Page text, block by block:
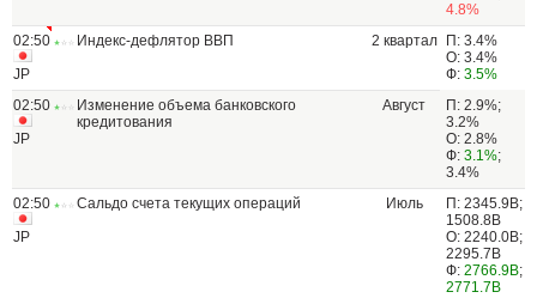
4.8%
02:50
JP
Индекс-дефлятор ВВП 2 квартал
П: 3.4%
О: 3.4%
Ф: 3.5%
02:50
JP
Изменение объема банковского
кредитования
Август
П: 2.9%;
3.2%
О: 2.8%
Ф: 3.1%;
3.4%
02:50
JP
Сальдо счета текущих операций Июль
П: 2345.9B;
1508.8B
О: 2240.0B;
2295.7B
Ф: 2766.9B;
2771.7B